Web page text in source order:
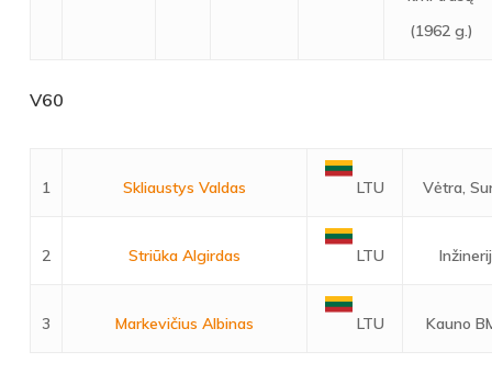
(1962 g.)
V60
1 Skliaustys Valdas LTU Vėtra,
2 Striūka Algirdas LTU
3 Markevičius Albinas LTU Kauno